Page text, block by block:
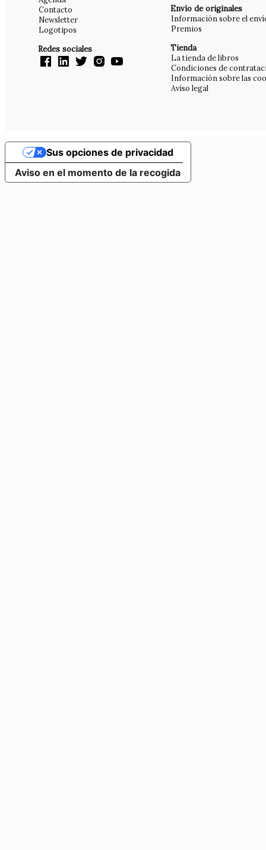
Contacto
Newsletter
Logotipos
Redes sociales
Envío de originales
Información sobre el
Premios
Tienda
La tienda de libros
Condiciones de
Información sobre las
Aviso legal
Aviso en el momento de la recogida
Sus opciones de privacidad